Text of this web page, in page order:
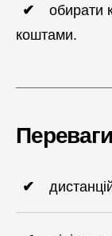
обирати
коштами.